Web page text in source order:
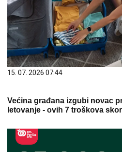
15. 07. 2026 07:44
Većina građana izgubi novac
letovanje - ovih 7 troškova